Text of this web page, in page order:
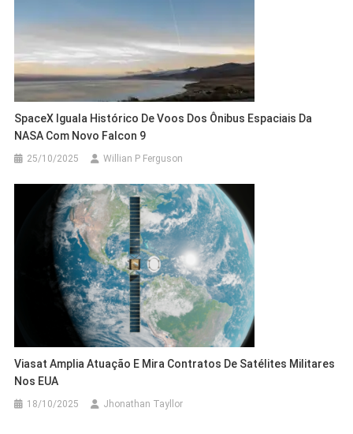
SpaceX Iguala Histórico De Voos Dos Ônibus Espaciais Da
NASA Com Novo Falcon 9
25/10/2025 Willian P Ferguson
Viasat Amplia Atuação E Mira Contratos De Satélites Militares
Nos EUA
18/10/2025 Jhonathan Tayllor